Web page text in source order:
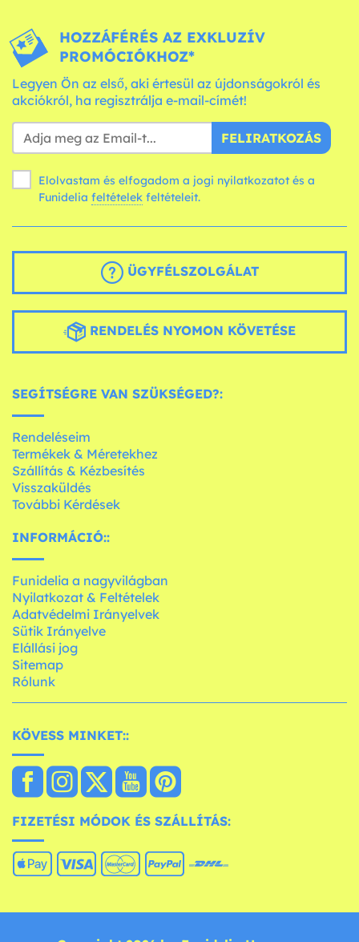
HOZZÁFÉRÉS AZ EXKLUZÍV
PROMÓCIÓKHOZ*
Legyen Ön az első, aki értesül az újdonságokról és
akciókról, ha regisztrálja e-mail-címét!
FELIRATKOZÁS
Elolvastam és elfogadom a jogi nyilatkozatot és a
Funidelia feltételek feltételeit.
ÜGYFÉLSZOLGÁLAT
RENDELÉS NYOMON KÖVETÉSE
SEGÍTSÉGRE VAN SZÜKSÉGED?:
Rendeléseim
Termékek & Méretekhez
Szállítás & Kézbesítés
Visszaküldés
További Kérdések
INFORMÁCIÓ::
Funidelia a nagyvilágban
Nyilatkozat & Feltételek
Adatvédelmi Irányelvek
Sütik Irányelve
Elállási jog
Sitemap
Rólunk
KÖVESS MINKET::
FIZETÉSI MÓDOK ÉS SZÁLLÍTÁS: